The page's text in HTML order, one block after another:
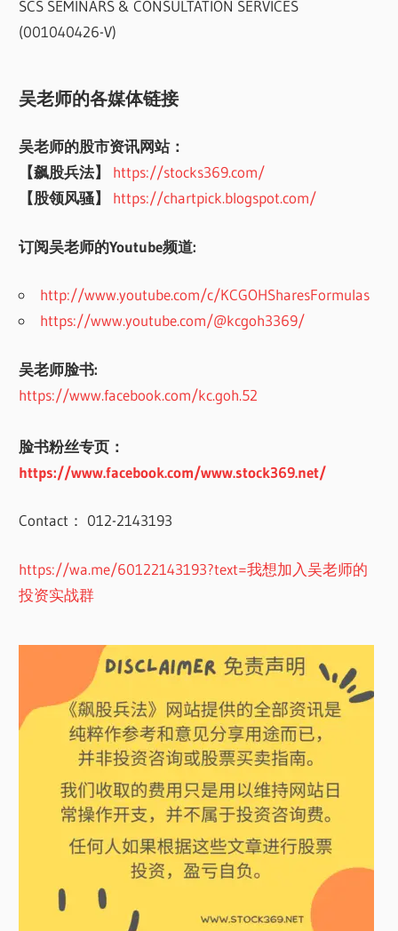
SCS SEMINARS & CONSULTATION SERVICES
(001040426-V)
吴老师的各媒体链接
吴老师的股市资讯网站：
【飙股兵法】
https://stocks369.com/
【股领风骚】
https://chartpick.blogspot.com/
订阅吴老师的Youtube频道:
http://www.youtube.com/c/KCGOHSharesFormulas
https://www.youtube.com/@kcgoh3369/
吴老师脸书:
https://www.facebook.com/kc.goh.52
脸书粉丝专页：
https://www.facebook.com/www.stock369.net/
Contact： 012-2143193
https://wa.me/60122143193?text=我想加入吴老师的
投资实战群